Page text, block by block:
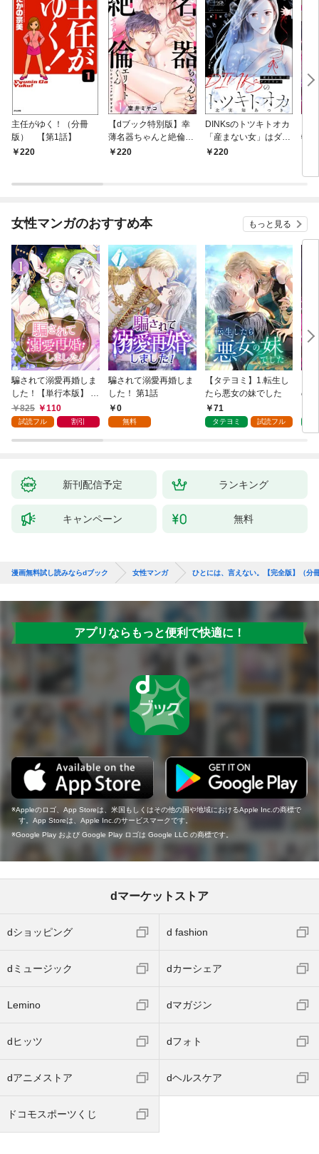
主任がゆく！（分冊
版） 【第1話】
220
【dブック特別版】幸
薄名器ちゃんと絶倫エ
リートくん むさぼりエ
220
DINKsのトツキトオカ
「産まない女」はダメ
ですか？（分冊版）
220
物
話】
女性マンガのおすすめ本 もっと見る
騙されて溺愛再婚しま
した！【単行本版】 1
巻825 110
試読フル 割引
騙されて溺愛再婚しま
した！ 第1話
0
無料
【タテヨミ】1.転生し
たら悪女の妹でした
71
タテヨミ 試読フル
の
新刊配信予定 ランキング
キャンペーン 無料
漫画無料試し読みならdブック 女性マンガ ひとには、言えない。【完全版】（分
アプリならもっと便利で快適に！
Appleのロゴ、App Storeは、米国もしくはその他の国や地域におけるApple Inc.の商標で
す。App Storeは、Apple Inc.のサービスマークです。
Google Play および Google Play ロゴは Google LLC の商標です。
dマーケットストア
dショッピング d fashion
dミュージック dカーシェア
Lemino dマガジン
dヒッツ dフォト
dアニメストア dヘルスケア
ドコモスポーツくじ